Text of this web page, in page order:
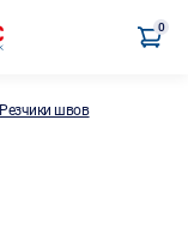
0
Резчики швов